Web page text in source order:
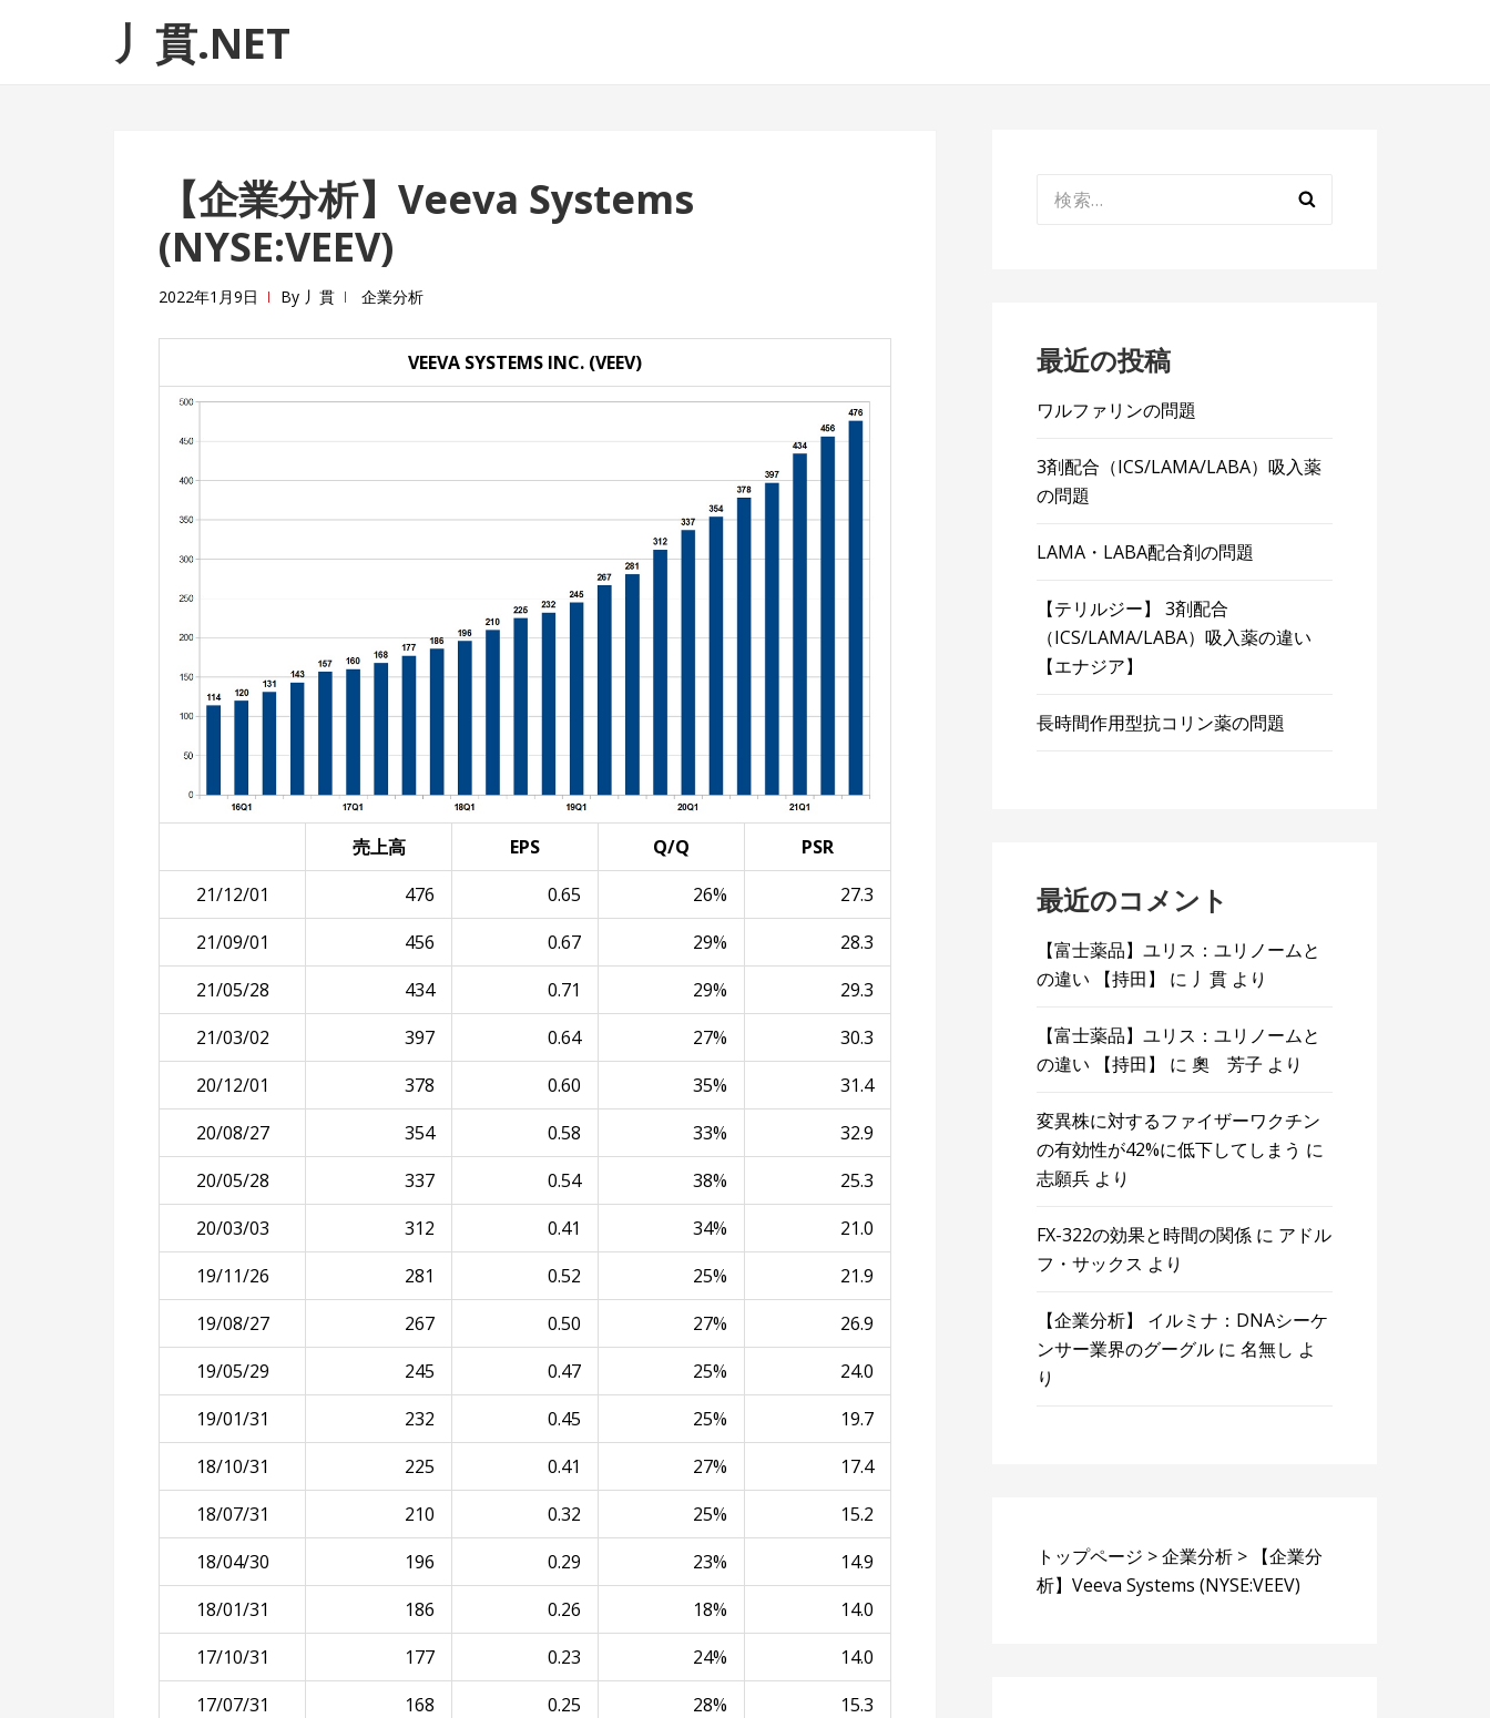
ゲ
テ丿貫.NET
【企業分析】Veeva Systems
(NYSE:VEEV)
2022年1月9日 By 丿貫 企業分析
VEEVA SYSTEMS INC. (VEEV)
売上高 EPS Q/Q
PSR
21/12/01
476 0.65 26%
27.3
21/09/01
456 0.67 29%
28.3
21/05/28
434 0.71 29%
29.3
21/03/02
397 0.64 27%
30.3
20/12/01
378 0.60 35%
31.4
20/08/27
354 0.58 33%
32.9
20/05/28
337 0.54 38%
25.3
20/03/03
312 0.41 34%
21.0
19/11/26
281 0.52 25%
21.9
19/08/27
267 0.50 27%
26.9
19/05/29
245 0.47 25%
24.0
19/01/31
232 0.45 25%
19.7
18/10/31
225 0.41 27%
17.4
18/07/31
210 0.32 25%
15.2
18/04/30
196 0.29 23%
14.9
18/01/31
186 0.26 18%
14.0
17/10/31
177 0.23 24%
14.0
17/07/31
168 0.25 28%
15.3
索:
最近の投稿
ワルファリンの問題
3剤配合（ICS/LAMA/LABA）吸入薬
の問題
LAMA・LABA配合剤の問題
【テリルジー】 3剤配合
（ICS/LAMA/LABA）吸入薬の違い
【エナジア】
長時間作用型抗コリン薬の問題
最近のコメント
【富士薬品】ユリス：ユリノームと
の違い 【持田】
に 丿貫 より
【富士薬品】ユリス：ユリノームと
の違い 【持田】
に奧 芳子 より
変異株に対するファイザーワクチン
の有効性が42%に低下してしまう に
志願兵 より
FX-322の効果と時間の関係 に アドル
フ・サックス より
【企業分析】 イルミナ：DNAシーケ
ンサー業界のグーグル に名無し よ
り
トップページ >企業分析 >
【企業分
析】Veeva Systems (NYSE:VEEV)